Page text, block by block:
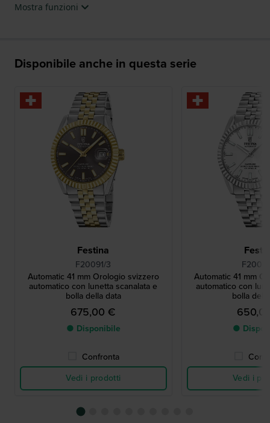
Mostra funzioni
Disponibile anche in questa serie
Festina
F20091/3
Automatic 41 mm Orologio svizzero
automatico con lunetta scanalata e
bolla della data
675,00 €
● Disponibile
Confronta
Vedi i prodotti
Automatic 41 mm
automatico con
bolla
●
Vedi i